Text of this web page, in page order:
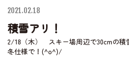
宿泊案内
2021.02.18
積雪アリ！
2/18（木） スキー場周辺で30cmの積
冬仕様で！(^o^)/